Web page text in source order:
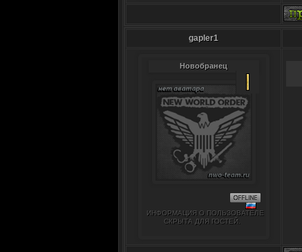
gapler1
Новобранец
ИНФОРМАЦИЯ О ПОЛЬЗОВАТЕЛЕ
СКРЫТА ДЛЯ ГОСТЕЙ.